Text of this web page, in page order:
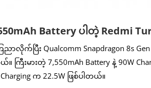
Battery ပါတဲ့ Redmi
ာလိုက်ပြီး Qualcomm Snapdragon 8s
ြီးမားတဲ့ 7,550mAh Battery နဲ့ 90W
က 22.5W ဖြစ်ပါတယ်။